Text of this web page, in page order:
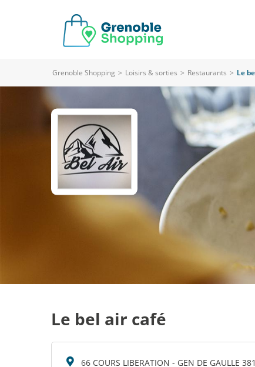
Grenoble Shopping > Loisirs & sorties > Restaurants > Le
Le bel air café
66 COURS LIBERATION - GEN DE GAULLE